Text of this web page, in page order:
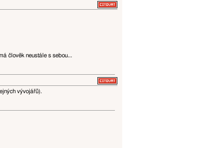
člověk neustále s sebou...
vývojářů).